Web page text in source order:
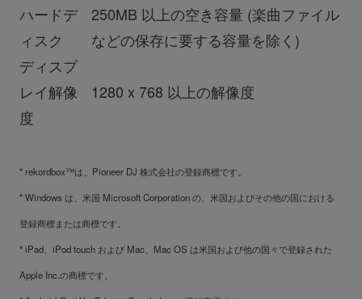
ハードデ
ィスク
250MB 以上の空き容量 (楽曲ファイル
などの保存に要する容量を除く)
ディスプ
レイ解像
度
1280 x 768 以上の解像度
* rekordbox™は、Pioneer DJ 株式会社の登録商標です。
* Windows は、米国 Microsoft Corporation の、米国およびその他の国における
登録商標または商標です。
* iPad、iPod touch および Mac、Mac OS は米国および他の国々で登録された
Apple Inc.の商標です。